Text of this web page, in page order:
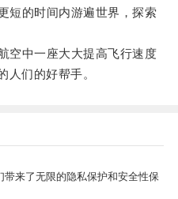
的时间内游遍世界，探索
中一座大大提高飞行速度
人们的好帮手。
来了无限的隐私保护和安全性保